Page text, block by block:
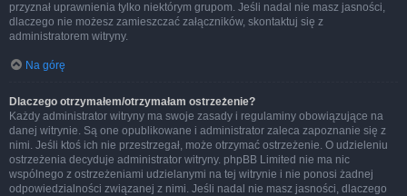
przyznał uprawnienia tylko niektórym grupom. Jeśli nadal nie masz jasności,
dlaczego nie możesz zamieszczać załączników, skontaktuj się z
administratorem witryny.
Na górę
Dlaczego otrzymałem/otrzymałam ostrzeżenie?
Każdy administrator witryny ma swoje zasady i regulaminy obowiązujące na
danej witrynie. Są one opublikowane i administrator zaleca zapoznanie się z
nimi. Jeśli ktoś ich nie przestrzegał, może otrzymać ostrzeżenie. O udzieleniu
ostrzeżenia decyduje administrator witryny. phpBB Limited nie ma nic
wspólnego z ostrzeżeniami udzielanymi na tej witrynie i nie ponosi żadnej
odpowiedzialności związanej z nimi. Jeśli nadal nie masz jasności, dlaczego